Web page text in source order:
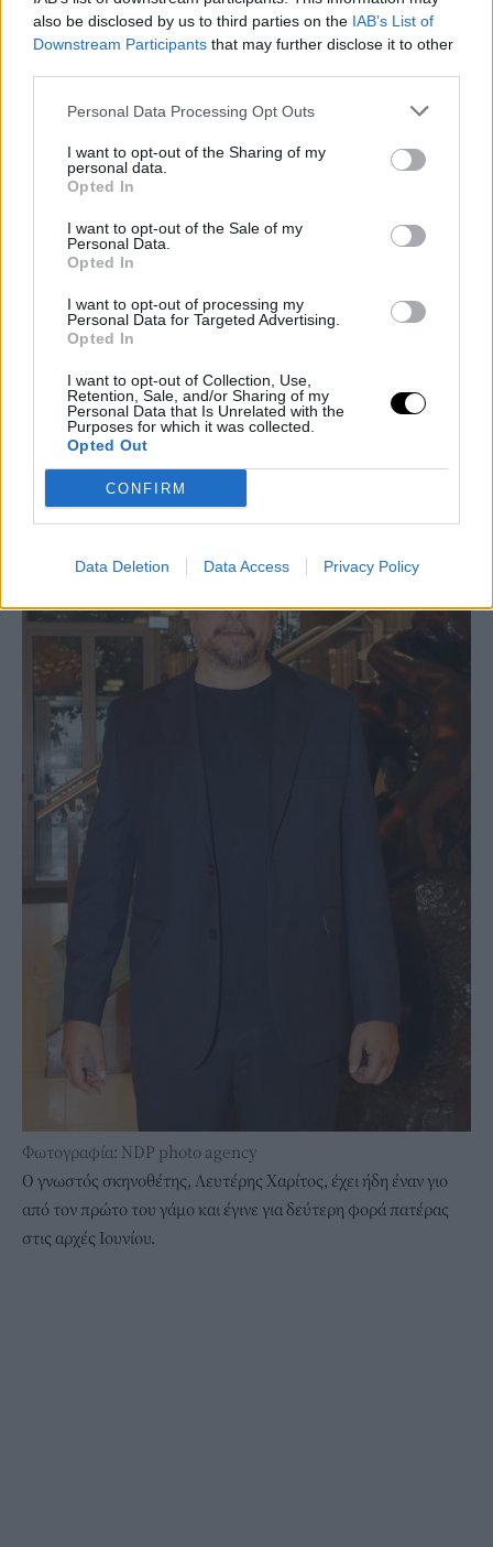
also be disclosed by us to third parties on the IAB’s List of
Downstream Participants that may further disclose it to other
Personal Data Processing Opt Outs
I want to opt-out of the Sharing of my
personal data.
Opted In
I want to opt-out of the Sale of my
Personal Data.
Opted In
I want to opt-out of processing my
Personal Data for Targeted Advertising.
Opted In
I want to opt-out of Collection, Use,
Retention, Sale, and/or Sharing of my
Personal Data that Is Unrelated with the
Purposes for which it was collected.
Opted Out
CONFIRM
Data Deletion Data Access Privacy Policy
Φωτογραφία: NDP photo agency
Το ζευγάρι αποφάσισε να χωρίσει έπειτα από 14 χρόνια σχέσης,
κατά τη διάρκεια της εγκυμοσύνης της Μαρκέλλας Γιαννάτου.
Φωτογραφία: NDP photo agency
Ο γνωστός σκηνοθέτης, Λευτέρης Χαρίτος, έχει ήδη έναν γιο
από τον πρώτο του γάμο και έγινε για δεύτερη φορά πατέρας
στις αρχές Ιουνίου.